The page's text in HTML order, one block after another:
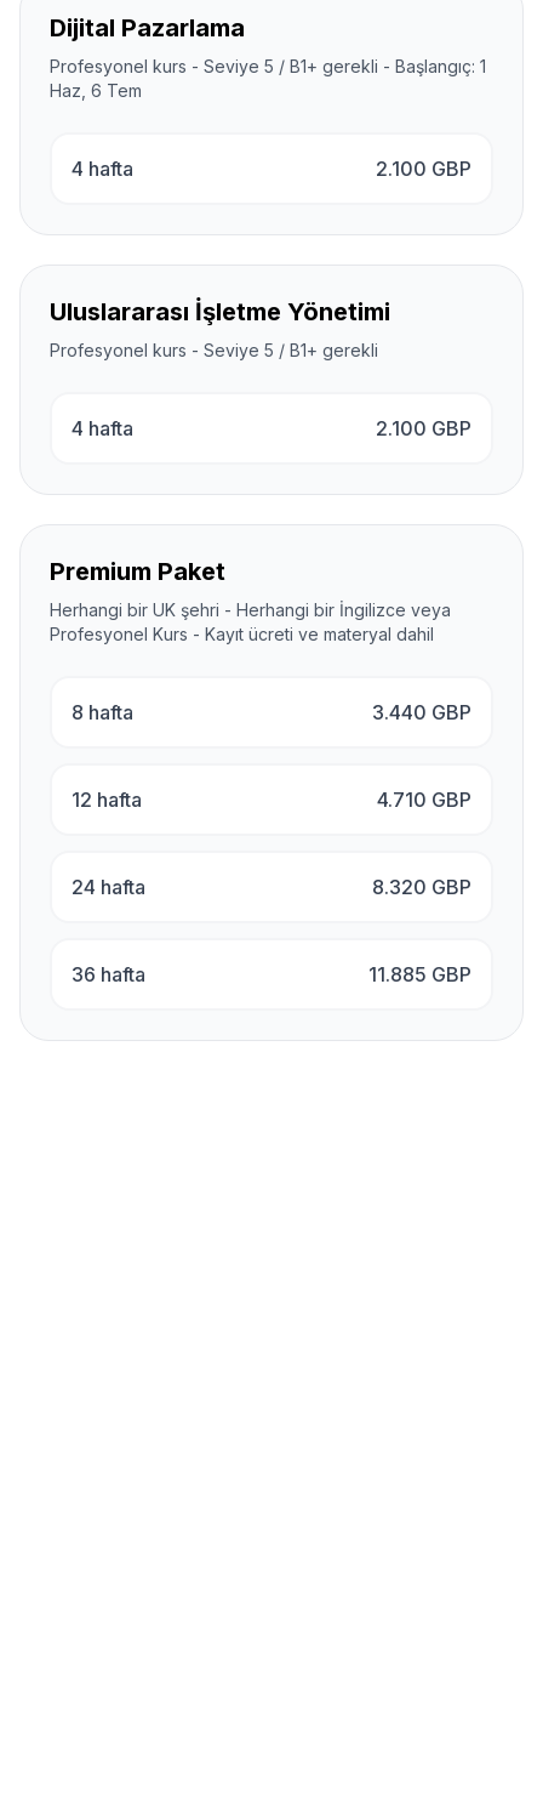
Dijital Pazarlama
Profesyonel kurs - Seviye 5 / B1+ gerekli - Başlangıç: 1
Haz, 6 Tem
4 hafta 2.100 GBP
Uluslararası İşletme Yönetimi
Profesyonel kurs - Seviye 5 / B1+ gerekli
4 hafta 2.100 GBP
Premium Paket
Herhangi bir UK şehri - Herhangi bir İngilizce veya
Profesyonel Kurs - Kayıt ücreti ve materyal dahil
8 hafta 3.440 GBP
12 hafta 4.710 GBP
24 hafta 8.320 GBP
36 hafta 11.885 GBP